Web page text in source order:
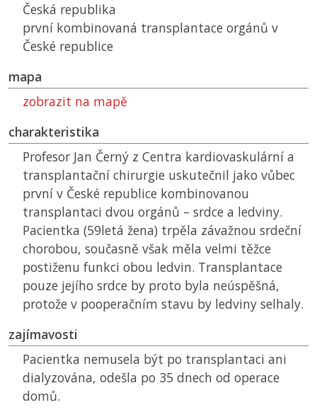
Česká republika
první kombinovaná transplantace orgánů v
České republice
mapa
zobrazit na mapě
charakteristika
Profesor Jan Černý z Centra kardiovaskulární a
transplantační chirurgie uskutečnil jako vůbec
první v České republice kombinovanou
transplantaci dvou orgánů – srdce a ledviny.
Pacientka (59letá žena) trpěla závažnou srdeční
chorobou, současně však měla velmi těžce
postiženu funkci obou ledvin. Transplantace
pouze jejího srdce by proto byla neúspěšná,
protože v pooperačním stavu by ledviny selhaly.
zajímavosti
Pacientka nemusela být po transplantaci ani
dialyzována, odešla po 35 dnech od operace
domů.